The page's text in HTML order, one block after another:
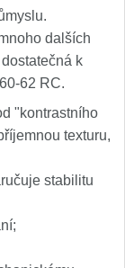
dalších
k
62 RC.
"kontrastního
texturu,
stabilitu